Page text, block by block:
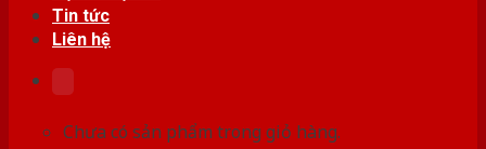
Tin tức
Liên hệ
Chưa có sản phẩm trong giỏ hàng.